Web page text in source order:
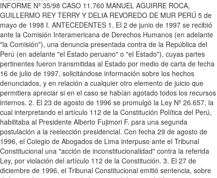
INFORME Nº 35/98 CASO 11.760 MANUEL AGUIRRE ROCA,
GUILLERMO REY TERRY Y DELIA REVOREDO DE MUR PERÚ 5 de
mayo de 1998 I. ANTECEDENTES 1. El 2 de junio de 1997 se recibió
ante la Comisión Interamericana de Derechos Humanos (en adelante
"la Comisión"), una denuncia presentada contra de la República del
Perú (en adelante "el Estado peruano" o "el Estado"), cuyas partes
pertinentes fueron transmitidas al Estado por medio de carta de fecha
16 de julio de 1997, solicitándose información sobre los hechos
denunciados, y en relación a cualquier otro elemento de juicio que
permitiera apreciar si en el caso se habían agotado todos los recursos
internos. 2. El 23 de agosto de 1996 se promulgó la Ley Nº 26.657, la
cual interpretando el artículo 112 de la Constitución Política del Perú,
habilitaba al Presidente Alberto Fujimori F. para una segunda
postulación a la reelección presidencial. Con fecha 29 de agosto de
1996, el Colegio de Abogados de Lima interpuso ante el Tribunal
Constitucional una "acción de inconstitucionalidad" contra la referida
Ley, por violación del artículo 112 de la Constitución. 3. El 27 de
diciembre de 1996, el Tribunal Constitucional emitió sentencia, sobre